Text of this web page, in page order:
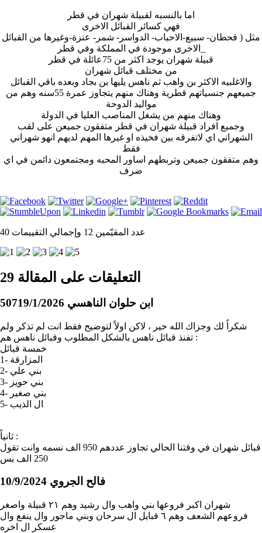
اما بالنسبه لقبيلة شهران في قطر
فهي كسائر القبائل الاخرى
مثل ( قحطان- سبيع-الاحباب- الدواسر- شمر- عنزة-وغيرها من القبائل
قبيلة شهران يوجد اكثر من 75عائلة في قطر
من مختلف قبائل شهران
والاغلبيه الاكثر بن واهب ثم ناهس يليها بن بجاد وبعده باقي القبائل
جميعهم جنسياتهم قطرية وهناك منهم يتجاوز عمرة 55سنه وهم من
مواليد الدوحة
وهناك منهم من يشغل المناصب العليا في الدولة
وجميع افراد قبيلة شهران في قطر متفقون جميعن على لقب
الشهراني اي لاتفرقه بين فخيذه او غيرها المهم لديهم انهو شهراني
فقط
وهم متفقون جميعن وتربطهم اساور المحبه ومجتمعون دائمن في اي
ضرف
عدد المقيّمين 12 وإجمالي التقييمات 40
التعليقات على المقالة 29
ابن حلوان الناهسي 507 19/1/2026
شكراً لك وجزاك الله خير ، لاكن اولاً لتوضيح فقط انت لم تذكر ولم
تفنذ قبائل ناهس بالشكل المطلوب وقبائل ناهس هم :
خمسة قبائل
1- المزارقة
2- بني علي
3- بني حويز
4- بني صغير
5- ال الذيب
ثانياً :
قبائل شهران في وقتنا الحالي تجاوز عددهم 950 الف نسمه وانت تقول
250 الف بس
فالح الجروي 10/9/2024
شهران اكبر فروعها بني واهب وال رشيد وهم ٢١ قبيلة واصغر
فروعهم الشعف وهم ٦ قبايل ال سرحان وبني ماجور وال ينفع وال
عسكر ال اخره